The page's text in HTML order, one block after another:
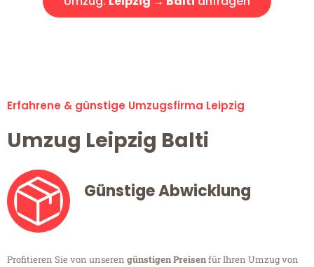
Erfahrene & günstige Umzugsfirma Leipzig
Umzug Leipzig Balti
Günstige Abwicklung
Profitieren Sie von unseren günstigen Preisenfür Ihren Umzug von